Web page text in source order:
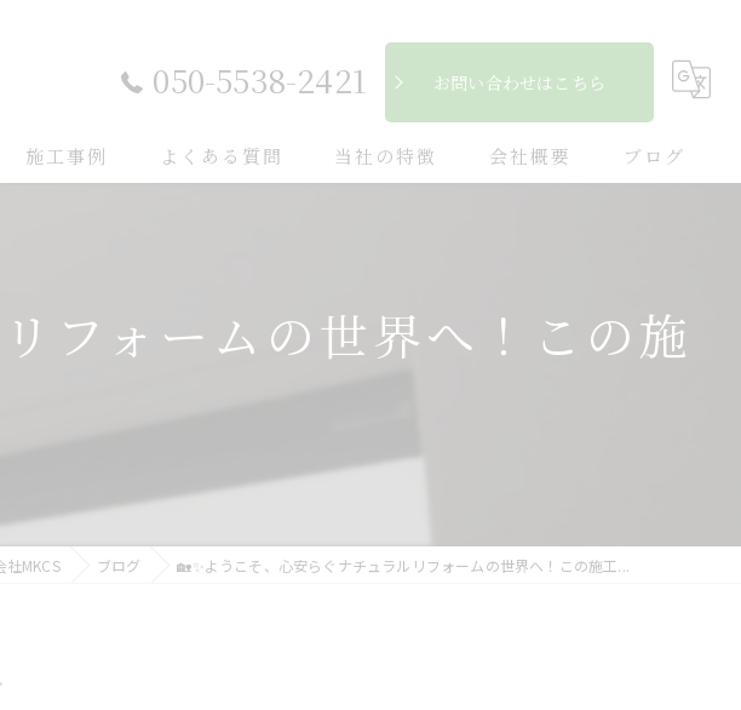
050-5538-2421 お問い合わせはこちら
施工事例 よくある質問 当社の特徴
断熱
木造
会社概要 ブログ
フォームの世界へ！この施
MKCS ブログ 🏡✨ようこそ、心安らぐナチュラルリフォームの世界へ！この施工...